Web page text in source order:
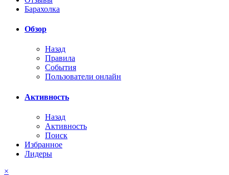
Барахолка
Обзор
Назад
Правила
События
Пользователи онлайн
Активность
Назад
Активность
Поиск
Избранное
Лидеры
×